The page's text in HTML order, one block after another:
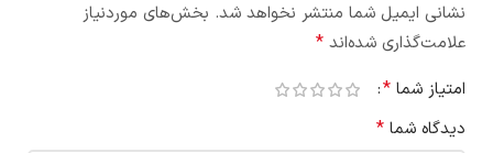
نشانی ایمیل شما منتشر نخواهد شد. بخش‌های موردنیاز
علامت‌گذاری شده‌اند *
امتیاز شما *
دیدگاه شما *